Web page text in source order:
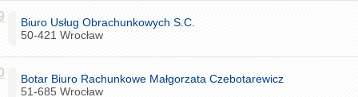
Biuro Usług Obrachunkowych S.C.
50-421 Wrocław
Botar Biuro Rachunkowe Małgorzata Czebotarewicz
51-685 Wrocław